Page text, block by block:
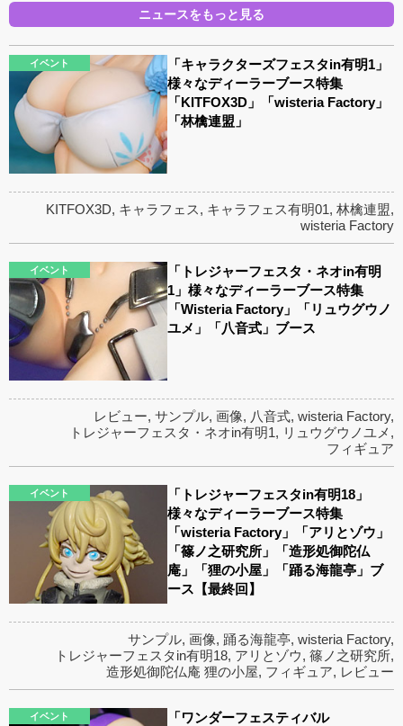
ニュースをもっと見る
イベント
「キャラクターズフェスタin有明1」
様々なディーラーブース特集
「KITFOX3D」「wisteria Factory」
「林檎連盟」
KITFOX3D, キャラフェス, キャラフェス有明01, 林檎連盟,
wisteria Factory
イベント
「トレジャーフェスタ・ネオin有明
1」様々なディーラーブース特集
「Wisteria Factory」「リュウグウノ
ユメ」「八音式」ブース
レビュー, サンプル, 画像, 八音式, wisteria Factory,
トレジャーフェスタ・ネオin有明1, リュウグウノユメ ,
フィギュア
イベント
「トレジャーフェスタin有明18」
様々なディーラーブース特集
「wisteria Factory」「アリとゾウ」
「篠ノ之研究所」「造形処御陀仏
庵」「狸の小屋」「踊る海龍亭」ブ
ース【最終回】
サンプル, 画像, 踊る海龍亭, wisteria Factory,
トレジャーフェスタin有明18, アリとゾウ, 篠ノ之研究所,
造形処御陀仏庵 狸の小屋, フィギュア, レビュー
イベント 「ワンダーフェスティバル